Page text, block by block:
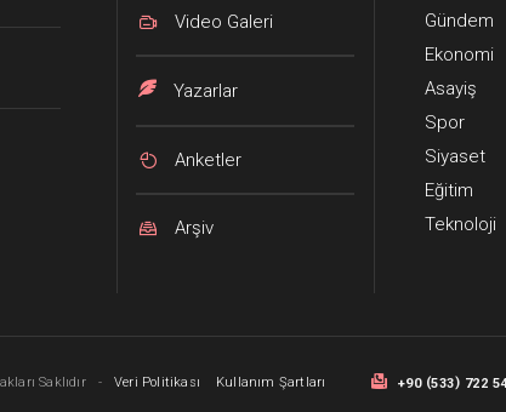
Video Galeri
Yazarlar
Anketler
Arşiv
Gündem
Ekonomi
Asayiş
Spor
Siyaset
Eğitim
Teknoloji
Saklıdır - Veri Politikası Kullanım Şartları +90 (533) 722